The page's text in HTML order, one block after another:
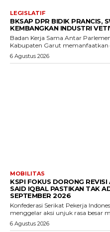
LEGISLATIF
BKSAP DPR BIDIK PRANCIS,
KEMBANGKAN INDUSTRI
Badan Kerja Sama Antar
Kabupaten Garut memanfaatkan
6 Agustus 2026
MOBILITAS
KSPI FOKUS DORONG
SAID IQBAL PASTIKAN TAK
SEPTEMBER 2026
Konfederasi Serikat Pekerja
menggelar aksi unjuk rasa besar
6 Agustus 2026